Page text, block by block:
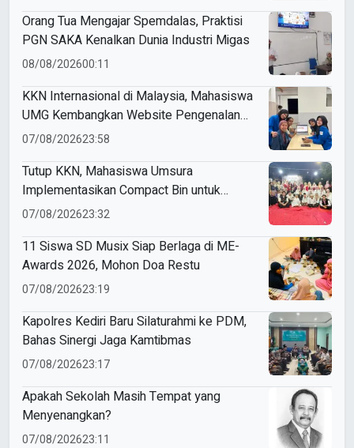
Orang Tua Mengajar Spemdalas, Praktisi
PGN SAKA Kenalkan Dunia Industri Migas
08/08/202600:11
KKN Internasional di Malaysia, Mahasiswa
UMG Kembangkan Website Pengenalan
Budaya Indonesia
07/08/202623:58
Tutup KKN, Mahasiswa Umsura
Implementasikan Compact Bin untuk
Sampah Anorganik di Ketabang
07/08/202623:32
11 Siswa SD Musix Siap Berlaga di ME-
Awards 2026, Mohon Doa Restu
07/08/202623:19
Kapolres Kediri Baru Silaturahmi ke PDM,
Bahas Sinergi Jaga Kamtibmas
07/08/202623:17
Apakah Sekolah Masih Tempat yang
Menyenangkan?
07/08/202623:11